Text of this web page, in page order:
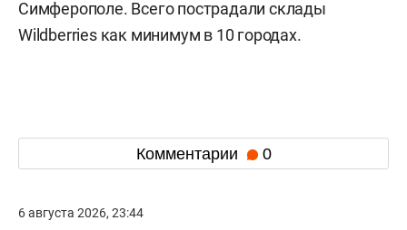
Симферополе. Всего пострадали склады
Wildberries как минимум в 10 городах.
Комментарии 0
6 августа 2026, 23:44